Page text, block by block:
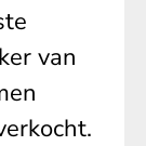
van